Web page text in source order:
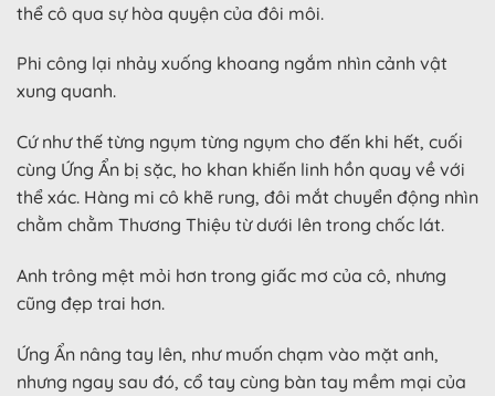
thể cô qua sự hòa quyện của đôi môi.
Phi công lại nhảy xuống khoang ngắm nhìn cảnh vật
xung quanh.
Cứ như thế từng ngụm từng ngụm cho đến khi hết, cuối
cùng Ứng Ẩn bị sặc, ho khan khiến linh hồn quay về với
thể xác. Hàng mi cô khẽ rung, đôi mắt chuyển động nhìn
chằm chằm Thương Thiệu từ dưới lên trong chốc lát.
Anh trông mệt mỏi hơn trong giấc mơ của cô, nhưng
cũng đẹp trai hơn.
Ứng Ẩn nâng tay lên, như muốn chạm vào mặt anh,
nhưng ngay sau đó, cổ tay cùng bàn tay mềm mại của